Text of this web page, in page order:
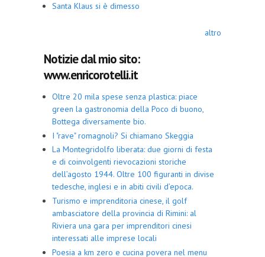
Santa Klaus si è dimesso
altro
Notizie dal mio sito:
www.enricorotelli.it
Oltre 20 mila spese senza plastica: piace
green la gastronomia della Poco di buono,
Bottega diversamente bio.
I "rave" romagnoli? Si chiamano Skeggia
La Montegridolfo liberata: due giorni di festa
e di coinvolgenti rievocazioni storiche
dell’agosto 1944. Oltre 100 figuranti in divise
tedesche, inglesi e in abiti civili d’epoca.
Turismo e imprenditoria cinese, il golf
ambasciatore della provincia di Rimini: al
Riviera una gara per imprenditori cinesi
interessati alle imprese locali
Poesia a km zero e cucina povera nel menu